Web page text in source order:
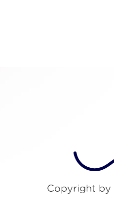
Copyright by